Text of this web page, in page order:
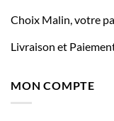
Choix Malin, votre
Livraison et
MON COMPTE